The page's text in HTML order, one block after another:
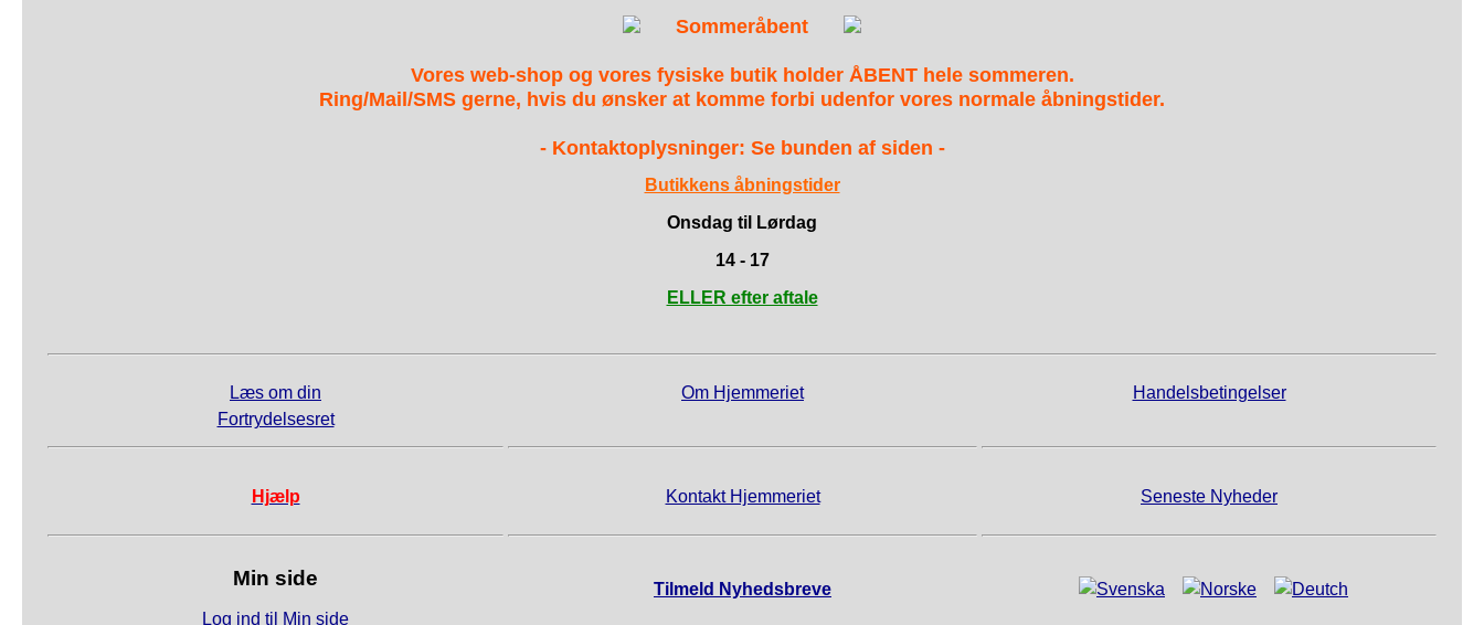
Sommeråbent
Vores web-shop og vores fysiske butik holder ÅBENT hele sommeren.
Ring/Mail/SMS gerne, hvis du ønsker at komme forbi udenfor vores normale åbningstider.
- Kontaktoplysninger: Se bunden af siden -
Butikkens åbningstider
Onsdag til Lørdag
14 - 17
ELLER efter aftale
Læs om din
Fortrydelsesret
Om Hjemmeriet Handelsbetingelser
Hjælp Kontakt Hjemmeriet Seneste Nyheder
Min side
Log ind til Min side
Tilmeld Nyhedsbreve